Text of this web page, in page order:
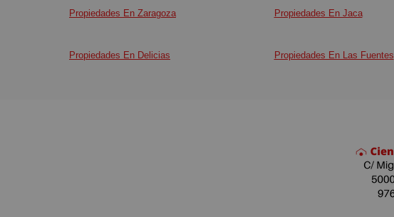
Propiedades En Zaragoza Propiedades En Jaca
Propiedades En Delicias Propiedades En Las Fuentes